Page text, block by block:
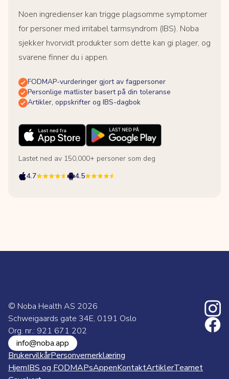
Noen ingredienser kan trigge plagsomme symptomer
for personer med irritabel tarmsyndrom (IBS). Noba
sjekker hvorvidt produkter som dette kan gi plager, og
svarene finner du i appen.
FODMAP-vurderinger gjort av fagpersoner
Personlige matlister basert på din toleranse
Artikler, oppskrifter og IBS-dagbok
Lastet ned av 150,000+ personer som deg
4.7
4.5
© Noba Health AS 2026
Schweigaards gate 34E, 0191 Oslo
Org. nr.: 921 671 202
info@noba.app
BrukervilkårPersonvernerklæring
HjemIBS og FODMAPsAppenKontaktArtiklerTeamet